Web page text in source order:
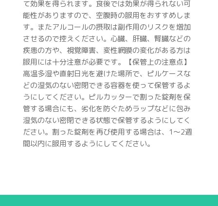
て効果を得られます。食後では効果が得られない可
能性がありますので、空腹時の服用をおすすめしま
す。またアルコールの摂取は副作用のリスクを増加
させるので控えください。心臓、肝臓、腎臓などの
疾患の方や、視覚障害、変性網膜の変化がある方は
服用には十分注意が必要です。【保管上の注意点】
高温多湿や直射日光を避けた場所で、ピルケースな
どの湿気のない密閉できる容器を使って保管するよ
うにしてください。ピルカッターで割った錠剤を保
管する場合にも、劣化を防ぐためラップなどに包み
湿気のない密閉できる状態で保管するようにしてく
ださい。割った錠剤を再び使用する場合は、1〜2週
間以内に服用するようにしてください。